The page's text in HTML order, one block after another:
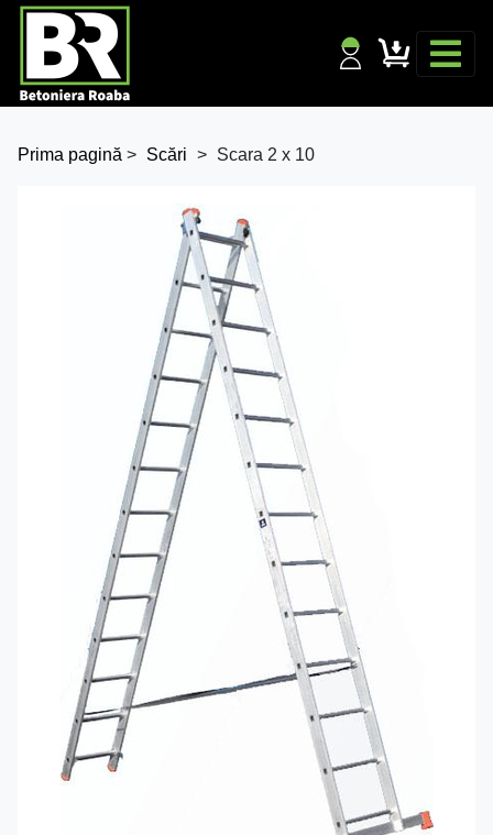
Prima pagină > Scări > Scara 2 x 10